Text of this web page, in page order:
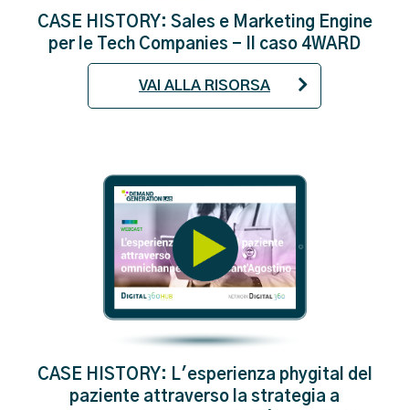
CASE HISTORY: Sales e Marketing Engine
per le Tech Companies - Il caso 4WARD
VAI ALLA RISORSA
CASE HISTORY: L'esperienza phygital del
paziente attraverso la strategia a